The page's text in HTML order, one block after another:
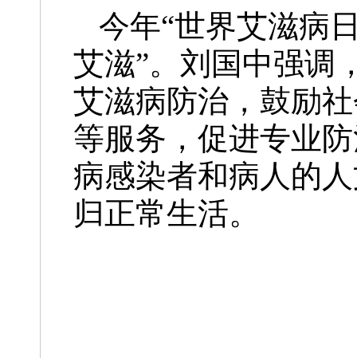
今年“世界艾滋病
艾滋”。刘国中强调
艾滋病防治，鼓励
等服务，促进专业
病感染者和病人的
归正常生活。